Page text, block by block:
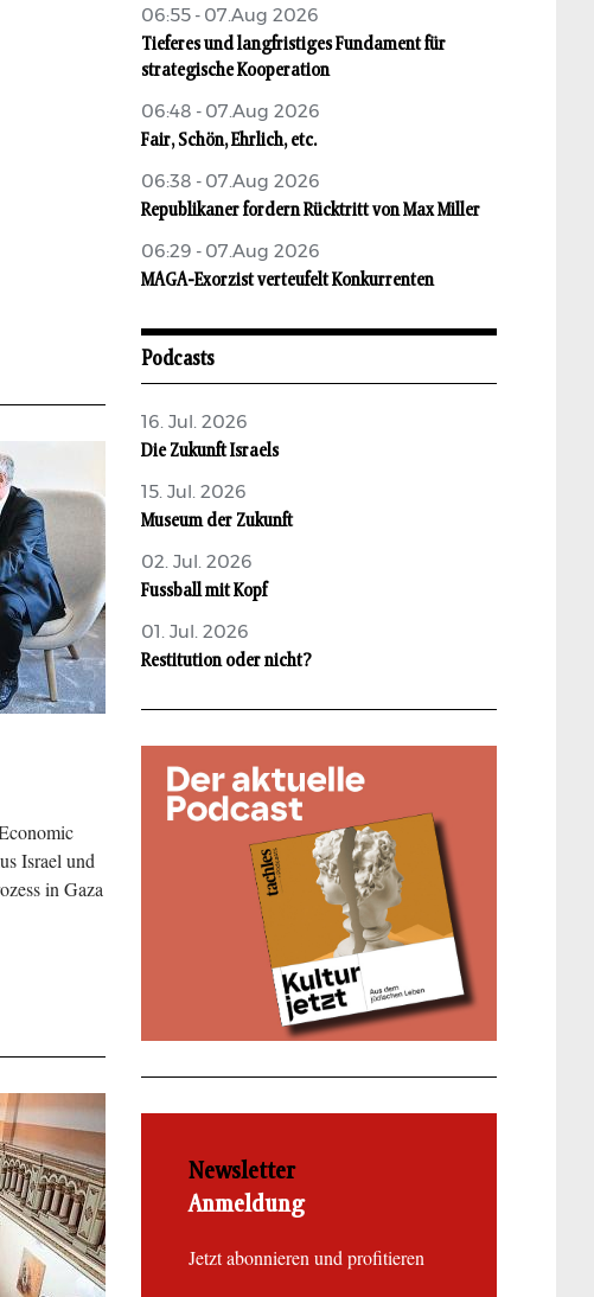
Israel und
in Gaza
06:55 - 07.Aug 2026
Tieferes und langfristiges Fundament für
strategische Kooperation
06:48 - 07.Aug 2026
Fair, Schön, Ehrlich, etc.
06:38 - 07.Aug 2026
Republikaner fordern Rücktritt von Max Miller
06:29 - 07.Aug 2026
MAGA-Exorzist verteufelt Konkurrenten
Podcasts
16. Jul. 2026
Die Zukunft Israels
15. Jul. 2026
Museum der Zukunft
02. Jul. 2026
Fussball mit Kopf
01. Jul. 2026
Restitution oder nicht?
Newsletter
Anmeldung
Jetzt abonnieren und profitieren